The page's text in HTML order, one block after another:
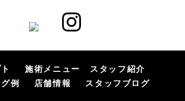
施術メニュー
スタッフ紹介
例
店舗情報 スタッフブログ